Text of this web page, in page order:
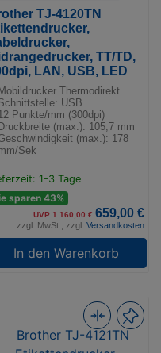
TJ-4120TN
TT/TD,
LAN, USB, LED
Thermodirekt
USB
Punkte/mm (300dpi)
(max.): 105,7 mm
(max.): 178
Sek
1-3 Tage
sparen 43%
UVP 1.160,00 € 659,00 €
zzgl. MwSt., zzgl. Versandkosten
In den Warenkorb